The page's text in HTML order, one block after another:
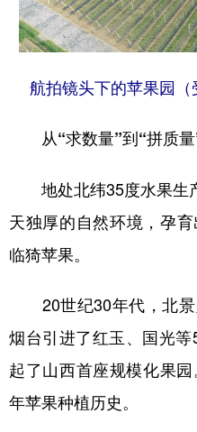
辽宁 吉林
广东 广西
四川 贵州
陕西 甘肃
新疆
多语种频道
English Español
Русский язык
航拍镜头下的苹果园
从“求数量”到“拼质
地处北纬35度水果生
天独厚的自然环境，孕
临猗苹果。
20世纪30年代，北景
烟台引进了红玉、国光
起了山西首座规模化果
年苹果种植历史。